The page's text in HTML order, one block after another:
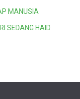
MANUSIA
SEDANG HAID